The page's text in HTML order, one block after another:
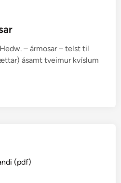
– ármosar – telst til
ásamt tveimur kvíslum
(pdf)